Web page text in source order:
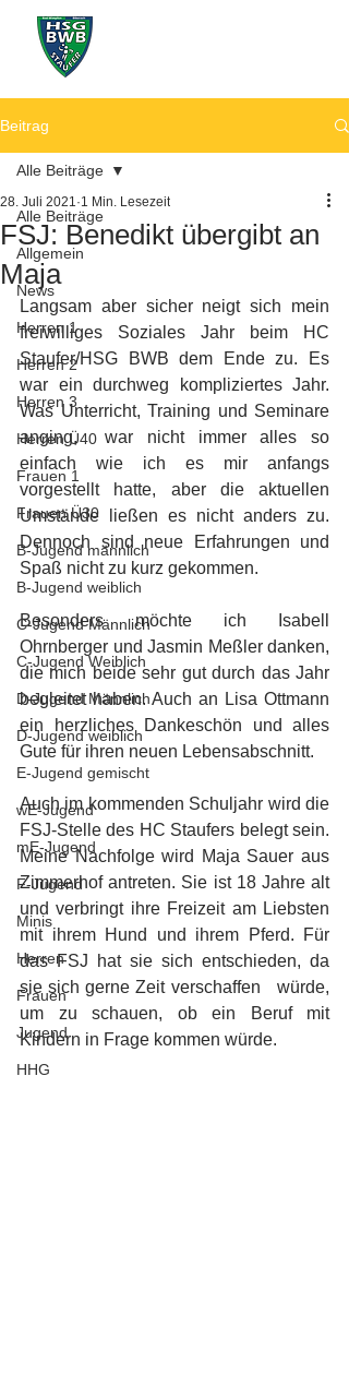
Beitrag
Alle Beiträge
Allgemein
News
Herren 1
Herren 2
Herren 3
Herren Ü40
Frauen 1
Frauen Ü30
B-Jugend männlich
B-Jugend weiblich
C-Jugend Männlich
C-Jugend Weiblich
D-Jugend Männlich
D-Jugend weiblich
E-Jugend gemischt
wE-Jugend
mE-Jugend
F-Jugend
Minis
Herren
Frauen
Jugend
HHG
Alle Beiträge
FSJ: Benedikt übergibt an
Maja
28. Juli 2021 1 Min. Lesezeit
Langsam aber sicher neigt sich mein
freiwilliges Soziales Jahr beim HC
Staufer/HSG BWB dem Ende zu. Es
war ein durchweg kompliziertes Jahr.
Was Unterricht, Training und Seminare
anging,  war nicht immer alles so
einfach wie ich es mir anfangs
vorgestellt hatte, aber die aktuellen
Umstände ließen es nicht anders zu.
Dennoch sind neue Erfahrungen und
Spaß nicht zu kurz gekommen.
Besonders möchte ich Isabell
Ohrnberger und Jasmin Meßler danken,
die mich beide sehr gut durch das Jahr
begleitet haben. Auch an Lisa Ottmann
ein herzliches Dankeschön und alles
Gute für ihren neuen Lebensabschnitt.
Auch im kommenden Schuljahr wird die
FSJ-Stelle des HC Staufers belegt sein.
Meine Nachfolge wird Maja Sauer aus
Zimmerhof antreten. Sie ist 18 Jahre alt
und verbringt ihre Freizeit am Liebsten
mit ihrem Hund und ihrem Pferd. Für
das FSJ hat sie sich entschieden, da
sie sich gerne Zeit verschaffen   würde,
um zu schauen, ob ein Beruf mit
Kindern in Frage kommen würde.